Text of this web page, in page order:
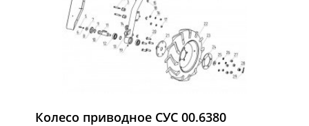
Колесо приводное СУС 00.6380